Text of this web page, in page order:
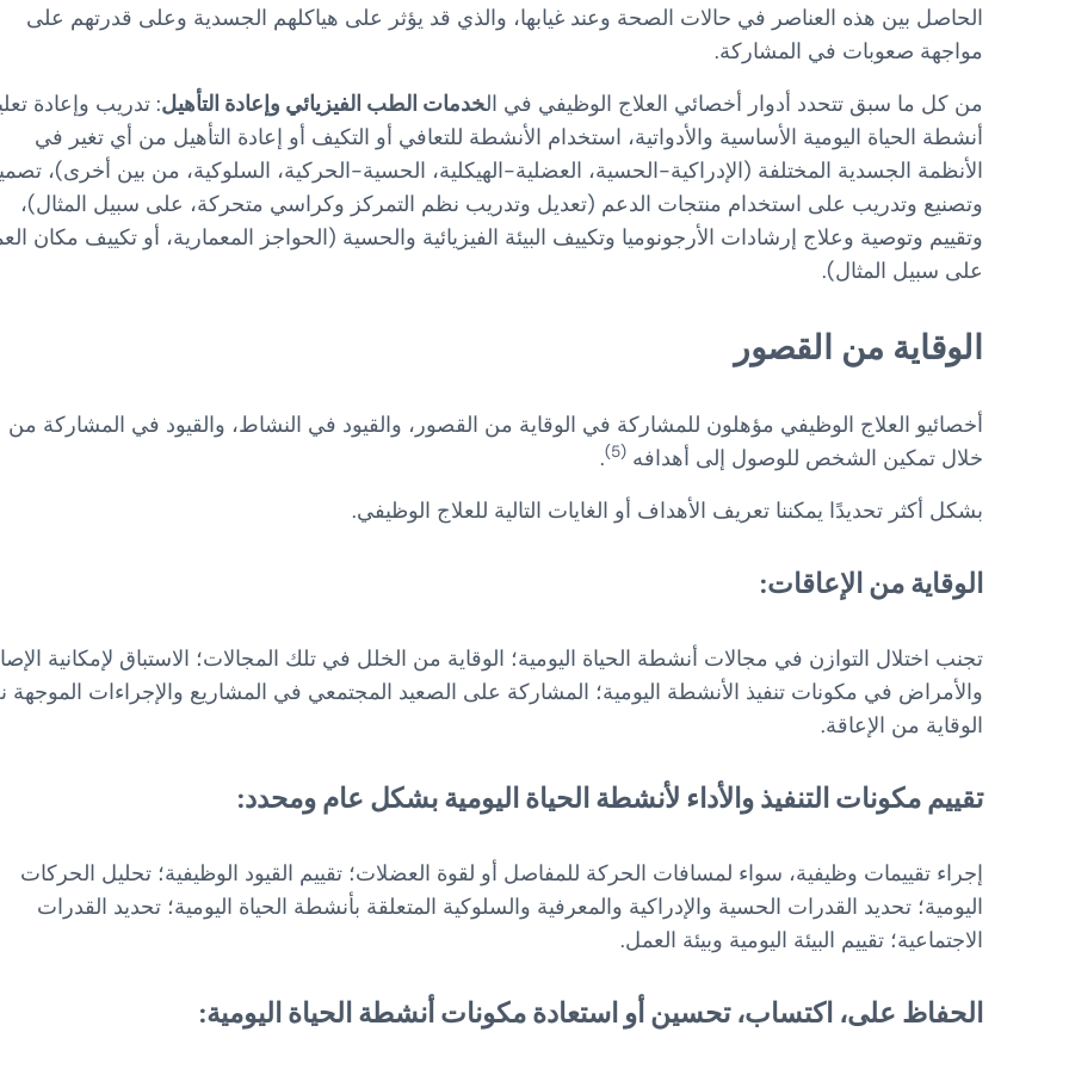
الحاصل بين هذه العناصر في حالات الصحة وعند غيابها، والذي قد يؤثر على هياكلهم الجسدية وعلى قدرتهم على
مواجهة صعوبات في المشاركة.
من كل ما سبق تتحدد أدوار أخصائي العلاج الوظيفي في الخدمات الطب الفيزيائي وإعادة التأهيل: تدريب وإعادة
أنشطة الحياة اليومية الأساسية والأدواتية، استخدام الأنشطة للتعافي أو التكيف أو إعادة التأهيل من أي تغير في
الأنظمة الجسدية المختلفة (الإدراكية-الحسية، العضلية-الهيكلية، الحسية-الحركية، السلوكية، من بين أخرى)،
وتصنيع وتدريب على استخدام منتجات الدعم (تعديل وتدريب نظم التمركز وكراسي متحركة، على سبيل المثال)،
وتقييم وتوصية وعلاج إرشادات الأرجونوميا وتكييف البيئة الفيزيائية والحسية (الحواجز المعمارية، أو تكييف مكان
على سبيل المثال).
الوقاية من القصور
أخصائيو العلاج الوظيفي مؤهلون للمشاركة في الوقاية من القصور، والقيود في النشاط، والقيود في المشاركة من
خلال تمكين الشخص للوصول إلى أهدافه (5)
.
بشكل أكثر تحديدًا يمكننا تعريف الأهداف أو الغايات التالية للعلاج الوظيفي.
الوقاية من الإعاقات:
تجنب اختلال التوازن في مجالات أنشطة الحياة اليومية؛ الوقاية من الخلل في تلك المجالات؛ الاستباق لإمكانية
والأمراض في مكونات تنفيذ الأنشطة اليومية؛ المشاركة على الصعيد المجتمعي في المشاريع والإجراءات الموجهة
الوقاية من الإعاقة.
تقييم مكونات التنفيذ والأداء لأنشطة الحياة اليومية بشكل عام ومحدد:
إجراء تقييمات وظيفية، سواء لمسافات الحركة للمفاصل أو لقوة العضلات؛ تقييم القيود الوظيفية؛ تحليل الحركات
اليومية؛ تحديد القدرات الحسية والإدراكية والمعرفية والسلوكية المتعلقة بأنشطة الحياة اليومية؛ تحديد القدرات
الاجتماعية؛ تقييم البيئة اليومية وبيئة العمل.
الحفاظ على، اكتساب، تحسين أو استعادة مكونات أنشطة الحياة اليومية: